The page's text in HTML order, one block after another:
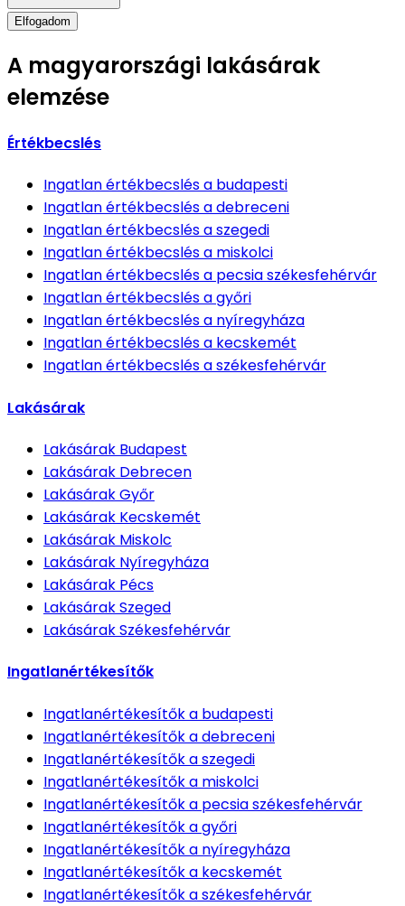
Elfogadom
A magyarországi lakásárak
elemzése
Értékbecslés
Ingatlan értékbecslésa budapesti
Ingatlan értékbecslésa debreceni
Ingatlan értékbecslésa szegedi
Ingatlan értékbecslésa miskolci
Ingatlan értékbecslésa pecsia székesfehérvár
Ingatlan értékbecslésa győri
Ingatlan értékbecslésa nyíregyháza
Ingatlan értékbecslésa kecskemét
Ingatlan értékbecslésa székesfehérvár
Lakásárak
Lakásárak Budapest
Lakásárak Debrecen
LakásárakGyőr
Lakásárak Kecskemét
Lakásárak Miskolc
Lakásárak Nyíregyháza
Lakásárak Pécs
LakásárakSzeged
LakásárakSzékesfehérvár
Ingatlanértékesítők
Ingatlanértékesítőka budapesti
Ingatlanértékesítőka debreceni
Ingatlanértékesítőka szegedi
Ingatlanértékesítőka miskolci
Ingatlanértékesítőka pecsia székesfehérvár
Ingatlanértékesítőka győri
Ingatlanértékesítőka nyíregyháza
Ingatlanértékesítőka kecskemét
Ingatlanértékesítőka székesfehérvár